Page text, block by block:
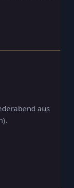
aus
IN NEUEM TAB)